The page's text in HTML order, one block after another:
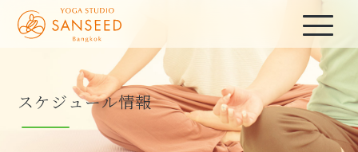
スケジュール情報